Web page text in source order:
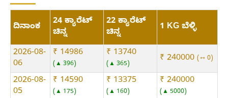
ದಿನಾಂಕ
24 ಕ್ಯಾರೆಟ್
ಚಿನ್ನ
22 ಕ್ಯಾರೆಟ್
ಚಿನ್ನ
1 KG ಬೆಳ್ಳಿ
2026-08-
06
₹ 14986
▲ 396
₹ 13740
▲ 365 ₹ 240000 ⇿ 0
2026-08-
05
₹ 14590
▲ 175
₹ 13375
▲ 160
₹ 240000
▲ 5000